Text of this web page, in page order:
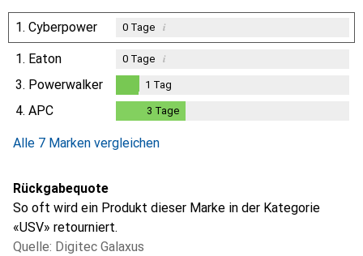
1. Cyberpower 0Tage i
1. Eaton 0Tage i
3. Powerwalker
Tag
1 Tag
4. APC 3 Tage
Alle 7 Marken vergleichen
Rückgabequote
So oft wird ein Produkt dieser Marke in der Kategorie
«USV» retourniert.
Quelle: Digitec Galaxus